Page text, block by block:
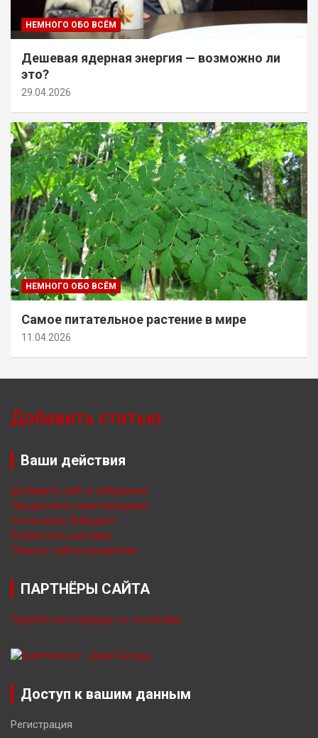
НЕМНОГО ОБО ВСЁМ
Дешевая ядерная энергия — возможно ли
это?
29.04.2026
НЕМНОГО ОБО ВСЁМ
Самое питательное растение в мире
11.04.2026
Добавить статью
Ваши действия
Добавить сайт в избранное
Предложить свой материал
Установить Я.Виджет
Разместить рекламу
Помочь сайту в развитии
ПАРТНЁРЫ САЙТА
Перейти на страницу со ссылками
Доступ к вашим данным
Регистрация